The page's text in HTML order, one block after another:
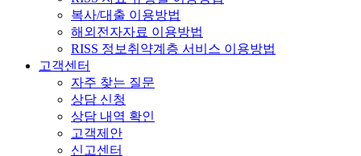
복사/대출 이용방법
해외전자자료 이용방법
RISS 정보취약계층 서비스 이용방법
고객센터
자주 찾는 질문
상담 신청
상담 내역 확인
고객제안
신고센터